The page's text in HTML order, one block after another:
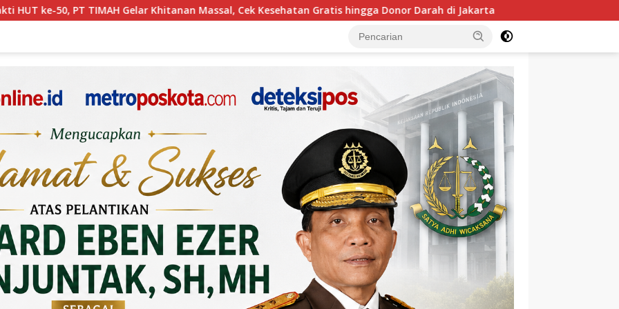
Massal, Cek Kesehatan Gratis hingga Donor Darah di Jakarta MIND ID dan PT TIMAH Siapkan Siswa Pemali